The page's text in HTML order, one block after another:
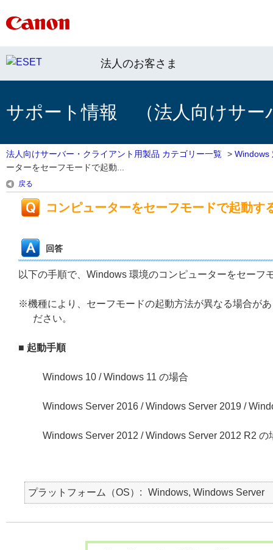
法人のお客さま
サポート情報 （法人向けサー
法人向けサーバー・クライアント用製品 カテゴリー一覧 > Windows
ーターをセーフモードで起動...
戻る
コンピューターをセーフモードで起動す
回答
以下の手順で、Windows 環境のコンピューターをセーフ
※機種により、セーフモードの起動方法が異なる場合が
ださい。
■ 起動手順
Windows 10 / Windows 11 の場合
Windows Server 2016 / Windows Server 2019 /
Windows Server 2012 / Windows Server 2012 R2 の
プラットフォーム（OS） Windows, Windows Server